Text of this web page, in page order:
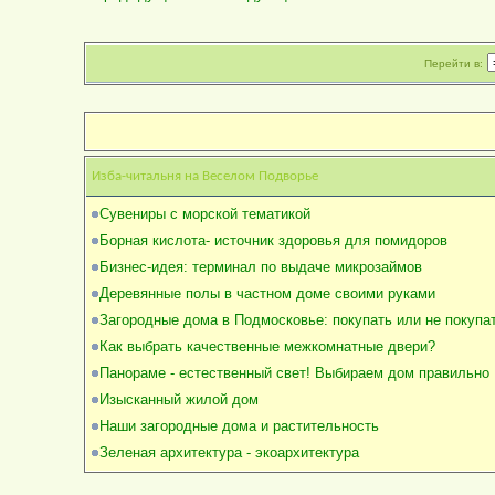
Перейти в:
Изба-читальня на Веселом Подворье
Сувениры с морской тематикой
Борная кислота- источник здоровья для помидоров
Бизнес-идея: терминал по выдаче микрозаймов
Деревянные полы в частном доме своими руками
Загородные дома в Подмосковье: покупать или не
Как выбрать качественные межкомнатные двери?
Панораме - естественный свет! Выбираем дом правильно
Изысканный жилой дом
Наши загородные дома и растительность
Зеленая архитектура - экоархитектура